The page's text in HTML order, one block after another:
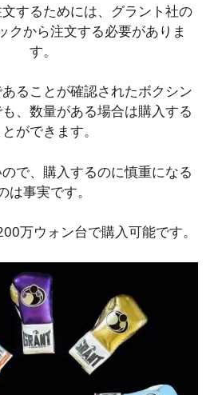
するためには、グラント社の
クから注文する必要がありま
す。
ることが確認されたボクシン
、数量がある場合は購入する
ができます。
で、購入するのに慎重になる
は事実です。
万ウォン台で購入可能です。